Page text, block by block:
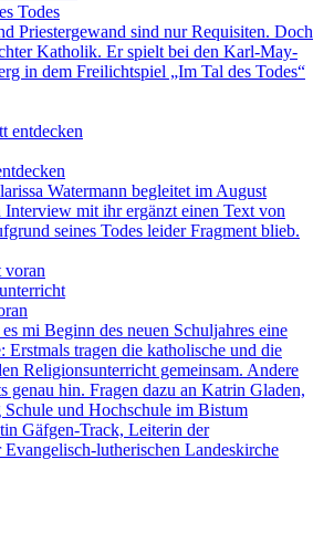
Todes
Priestergewand sind nur Requisiten. Doch
Katholik. Er spielt bei den Karl-May-
in dem Freilichtspiel „Im Tal des Todes“
Watermann begleitet im August
Interview mit ihr ergänzt einen Text von
seines Todes leider Fragment blieb.
mi Beginn des neuen Schuljahres eine
Erstmals tragen die katholische und die
Religionsunterricht gemeinsam. Andere
genau hin. Fragen dazu an Katrin Gladen,
und Hochschule im Bistum
Gäfgen-Track, Leiterin der
lutherischen Landeskirche